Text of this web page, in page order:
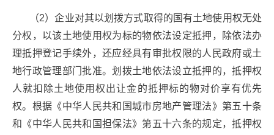
（2）企业对其以划拨方式取得的国有土地使用权无处
分权，以该土地使用权为标的物依法设定抵押，除依法办
理抵押登记手续外，还应经具有审批权限的人民政府或土
地行政管理部门批准。划拨土地依法设立抵押的，抵押权
人就扣除土地使用权出让金的抵押标的物对价享有优先
权。根据《中华人民共和国城市房地产管理法》第五十条
和《中华人民共和国担保法》第五十六条的规定，抵押权